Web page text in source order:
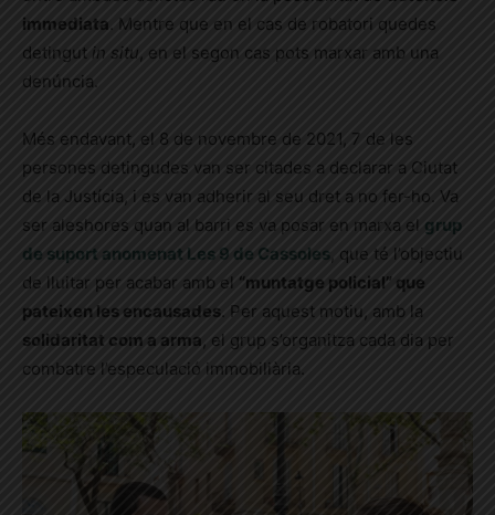
immediata. Mentre que en el cas de robatori quedes
detingut in situ, en el segon cas pots marxar amb una
denúncia.
Més endavant, el 8 de novembre de 2021, 7 de les
persones detingudes van ser citades a declarar a Ciutat
de la Justícia, i es van adherir al seu dret a no fer-ho. Va
ser aleshores quan al barri es va posar en marxa el grup
de suport anomenat Les 9 de Cassoles , que té l’objectiu
de lluitar per acabar amb el “muntatge policial” que
pateixen les encausades. Per aquest motiu, amb la
solidaritat com a arma, el grup s’organitza cada dia per
combatre l’especulació immobiliària.